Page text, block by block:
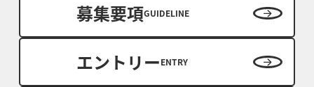
募集要項GUIDELINE
エントリーENTRY